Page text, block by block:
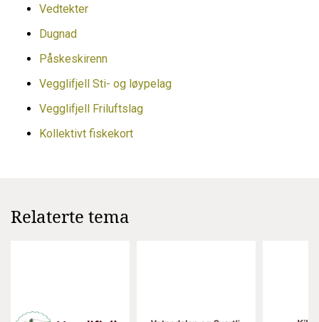
Vedtekter
Dugnad
Påskeskirenn
Vegglifjell Sti- og løypelag
Vegglifjell Friluftslag
Kollektivt fiskekort
Relaterte tema